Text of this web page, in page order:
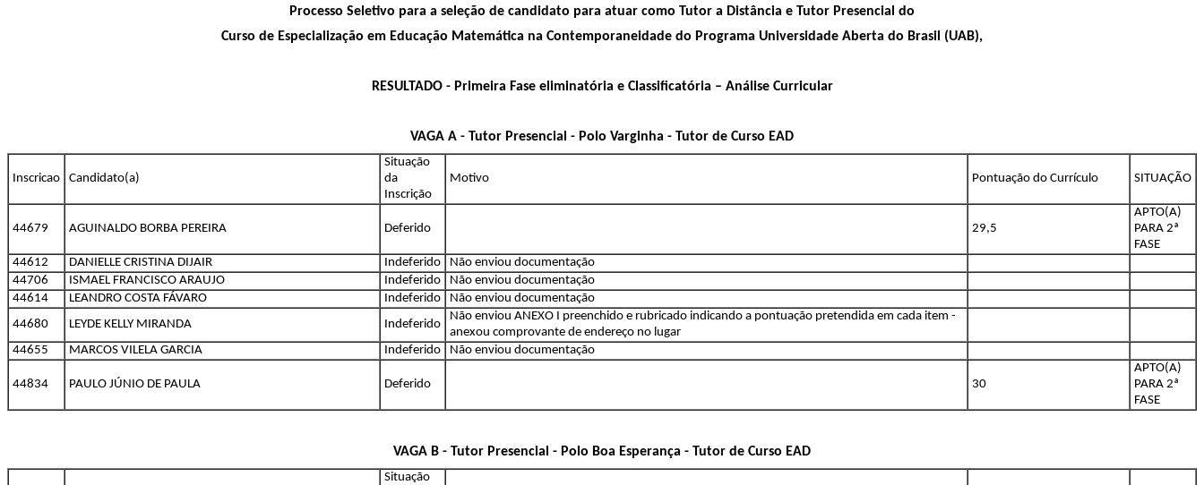
Processo Seletivo para a seleção de candidato para atuar como Tutor a Distância e Tutor Presencial do
Curso de Especialização em Educação Matemática na Contemporaneidade do Programa Universidade Aberta do Brasil (UAB),
RESULTADO - Primeira Fase eliminatória e Classificatória – Análise Curricular
VAGA A - Tutor Presencial - Polo Varginha - Tutor de Curso EAD
Inscricao Candidato(a)
Situação
da
Inscrição
Motivo Pontuação do Currículo SITUAÇÃO
44679 AGUINALDO BORBA PEREIRA Deferido 29,5
APTO(A)
PARA 2ª
FASE
44612
DANIELLE CRISTINA DIJAIR Indeferido
Não enviou documentação
44706
ISMAEL FRANCISCO ARAUJO Indeferido
Não enviou documentação
44614
LEANDRO COSTA FÁVARO Indeferido
Não enviou documentação
44680
LEYDE KELLY MIRANDA Indeferido
Não enviou ANEXO I preenchido e rubricado indicando a pontuação pretendida em cada item -
anexou comprovante de endereço no lugar
44655
MARCOS VILELA GARCIA Indeferido Não enviou documentação
44834 PAULO JÚNIO DE PAULA Deferido 30
APTO(A)
PARA 2ª
FASE
VAGA B - Tutor Presencial - Polo Boa Esperança - Tutor de Curso EAD
Situação